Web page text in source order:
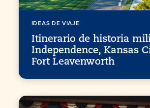
IDEAS DE VIAJE
Itinerario de historia
Independence, Kansas
Fort Leavenworth